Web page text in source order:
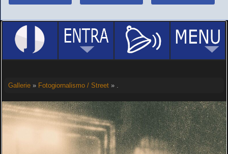
Gallerie» Fotogiornalismo / Street» .